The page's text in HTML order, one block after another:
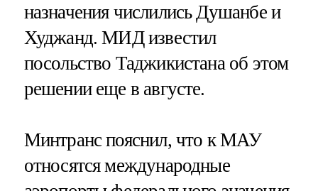
назначения числились Душанбе и
Худжанд. МИД известил
посольство Таджикистана об этом
решении еще в августе.
Минтранс пояснил, что к МАУ
относятся международные